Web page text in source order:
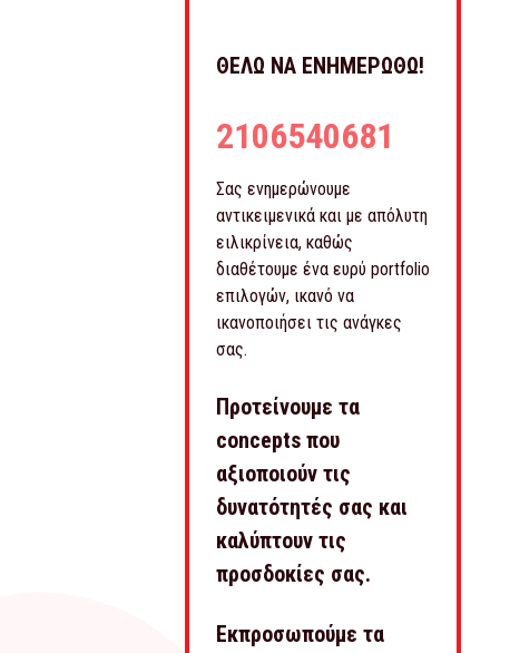
ΘΕΛΩ ΝΑ ΕΝΗΜΕΡΩΘΩ!
2106540681
Σας ενημερώνουμε
αντικειμενικά και με απόλυτη
ειλικρίνεια, καθώς
διαθέτουμε ένα ευρύ portfolio
επιλογών, ικανό να
ικανοποιήσει τις ανάγκες
σας.
Προτείνουμε τα
concepts που
αξιοποιούν τις
δυνατότητές σας και
καλύπτουν τις
προσδοκίες σας.
Εκπροσωπούμε τα